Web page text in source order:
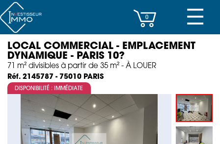
CENTRES D’AFFAIRES
IMMEUBLES DE RAPPORT
PROPERTY MANAGEMENT
PROGRAMMES NEUFS
INVESTISSEMENT
☰
0
LOCAL COMMERCIAL - EMPLACEMENT
DYNAMIQUE - PARIS 10?
71 m² divisibles à partir de 35 m² - À LOUER
Réf. 2145787 - 75010 PARIS
DISPONIBILITÉ : IMMÉDIATE